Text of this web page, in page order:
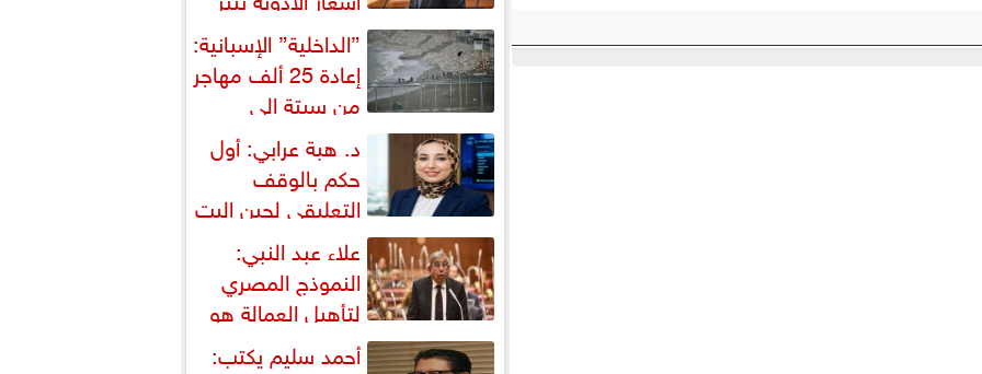
إشكالية دستورية ويهدد حق
المواطن...
”الداخلية” الإسبانية:
إعادة 25 ألف مهاجر
من سبتة إلى
المغرب... وارتفاع حصيلة...
د. هبة عرابي: أول
حكم بالوقف
التعليقي لحين البت
في الطعن على... علاء عبد النبي:
النموذج المصري
لتأهيل العمالة هو
البديل العملي والأمثل لأزمات...
أحمد سليم يكتب: